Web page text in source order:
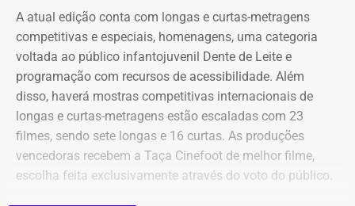
Bens declarados por Carla Machado em 2026 — Foto:
Reprodução/Divulgacand
A atual edição conta com longas e curtas-metragens
competitivas e especiais, homenagens, uma categoria
voltada ao público infantojuvenil Dente de Leite e
programação com recursos de acessibilidade. Além
disso, haverá mostras competitivas internacionais de
longas e curtas-metragens estão escaladas com 23
filmes, sendo sete longas e 16 curtas. As produções
vencedoras recebem a Taça Cinefoot de melhor filme,
escolha feita exclusivamente através do voto do público.